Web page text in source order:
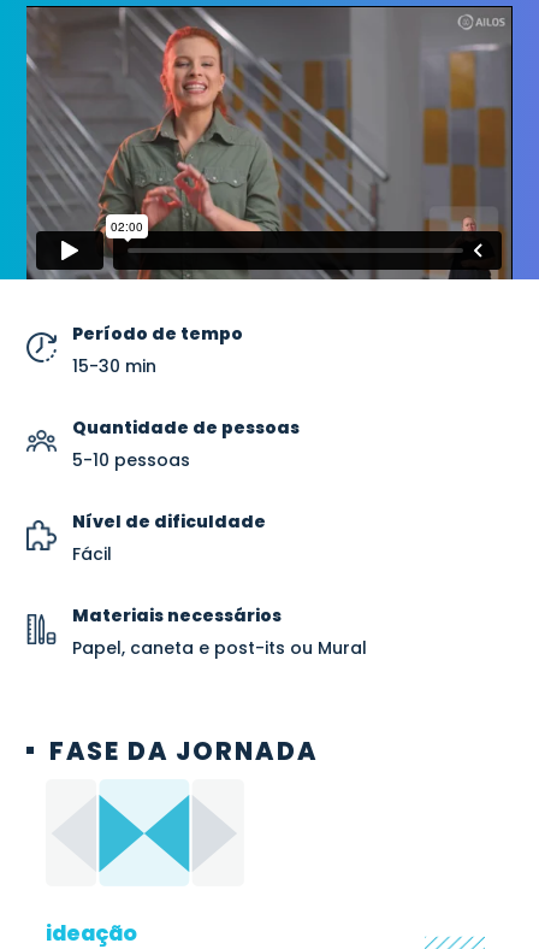
Período de tempo
15-30 min
Quantidade de pessoas
5-10 pessoas
Nível de dificuldade
Fácil
Materiais necessários
Papel, caneta e post-its ou Mural
FASE DA JORNADA
ideação